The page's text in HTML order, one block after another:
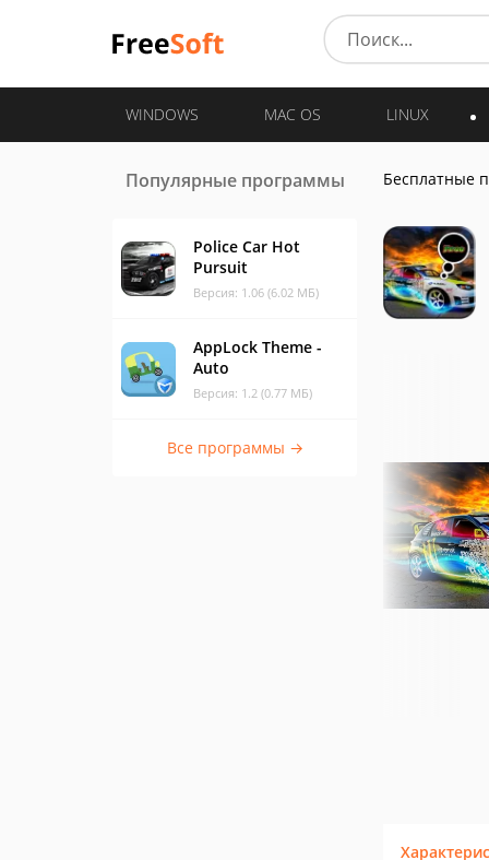
WINDOWS MAC OS LINUX
Популярные программы
Police Car Hot
Pursuit
Версия: 1.06 (6.02 МБ)
AppLock Theme -
Auto
Версия: 1.2 (0.77 МБ)
Все программы →
Бесплатные